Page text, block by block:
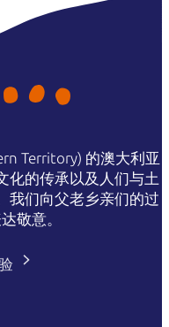
Territory) 的澳大利亚
化的传承以及人们与土
我们向父老乡亲们的过
敬意。